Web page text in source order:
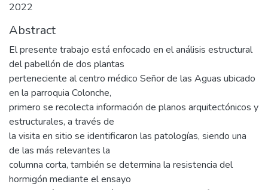
2022
Abstract
El presente trabajo está enfocado en el análisis estructural
del pabellón de dos plantas
perteneciente al centro médico Señor de las Aguas ubicado
en la parroquia Colonche,
primero se recolecta información de planos arquitectónicos y
estructurales, a través de
la visita en sitio se identificaron las patologías, siendo una
de las más relevantes la
columna corta, también se determina la resistencia del
hormigón mediante el ensayo